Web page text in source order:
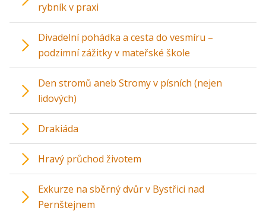
rybník v praxi
Divadelní pohádka a cesta do vesmíru –
podzimní zážitky v mateřské škole
Den stromů aneb Stromy v písních (nejen
lidových)
Drakiáda
Hravý průchod životem
Exkurze na sběrný dvůr v Bystřici nad
Pernštejnem